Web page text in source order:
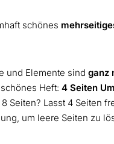
schönes
und Elemente sindganz
Heft:4 Seiten
Seiten? Lasst 4 Seiten
um leere Seiten zu